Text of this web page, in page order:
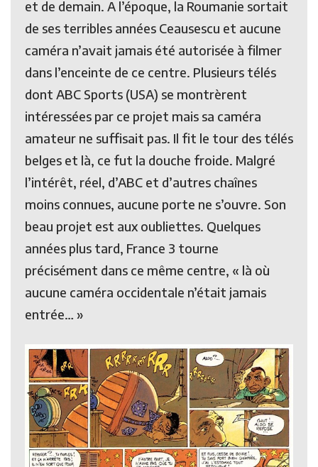
et de demain. A l’époque, la Roumanie sortait
de ses terribles années Ceausescu et aucune
caméra n’avait jamais été autorisée à filmer
dans l’enceinte de ce centre. Plusieurs télés
dont ABC Sports (USA) se montrèrent
intéressées par ce projet mais sa caméra
amateur ne suffisait pas. Il fit le tour des télés
belges et là, ce fut la douche froide. Malgré
l’intérêt, réel, d’ABC et d’autres chaînes
moins connues, aucune porte ne s’ouvre. Son
beau projet est aux oubliettes. Quelques
années plus tard, France 3 tourne
précisément dans ce même centre, « là où
aucune caméra occidentale n’était jamais
entrée… »